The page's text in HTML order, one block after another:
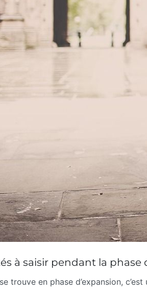
à saisir pendant la phase
se trouve en phase d’expansion,